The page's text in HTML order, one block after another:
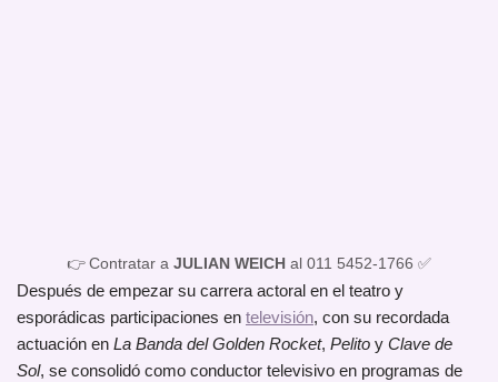
👉 Contratar a JULIAN WEICH al 011 5452-1766 ✅
Después de empezar su carrera actoral en el teatro y
esporádicas participaciones en televisión, con su recordada
actuación en La Banda del Golden Rocket, Pelito y Clave de
Sol, se consolidó como conductor televisivo en programas de